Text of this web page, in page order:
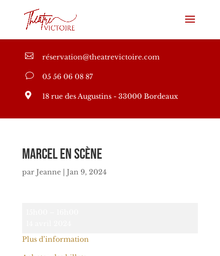
 réservation@theatrevictoire.com
v 05 56 06 08 87
 18 rue des Augustins - 33000 Bordeaux
Marcel en Scène
par Jeanne| Jan 9, 2024
Plus d’information